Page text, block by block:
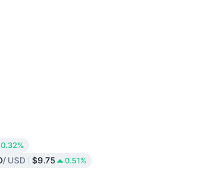
0.32%
/ USD $9.75 0.51%